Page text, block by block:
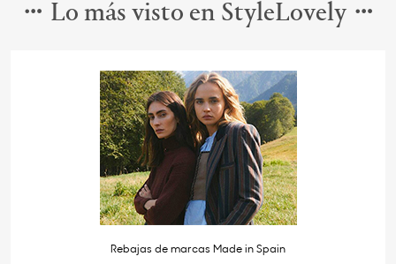
Lo más visto en StyleLovely
Rebajas de marcas Made in Spain